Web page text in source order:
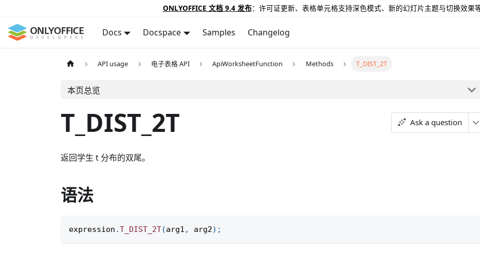
ONLYOFFICE 文档 9.4 发布：许可证更新、表格单元格支持深色模式、新的幻灯片主题与切换效果
Docs Docspace Samples Changelog
API usage 电子表格 API ApiWorksheetFunction Methods T_DIST_2T
本页总览
T_DIST_2T Ask a question
返回学生 t 分布的双尾。
语法
expression .T_DIST_2T(arg1 , arg2) ;